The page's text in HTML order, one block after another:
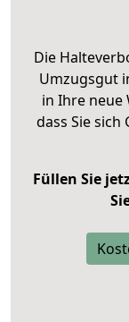
Die
Umzugsgut
in Ihre
dass Sie
Füllen Sie